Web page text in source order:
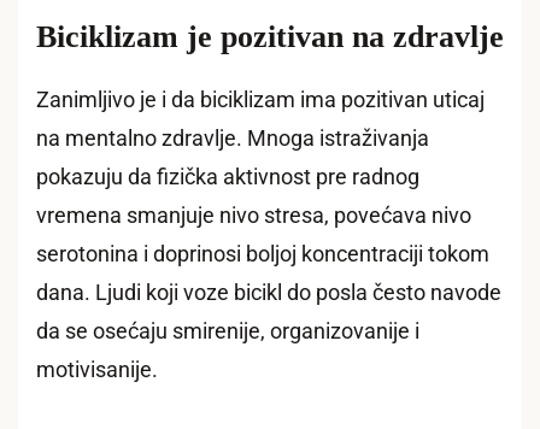
Biciklizam je pozitivan na zdravlje
Zanimljivo je i da biciklizam ima pozitivan uticaj
na mentalno zdravlje. Mnoga istraživanja
pokazuju da fizička aktivnost pre radnog
vremena smanjuje nivo stresa, povećava nivo
serotonina i doprinosi boljoj koncentraciji tokom
dana. Ljudi koji voze bicikl do posla često navode
da se osećaju smirenije, organizovanije i
motivisanije.